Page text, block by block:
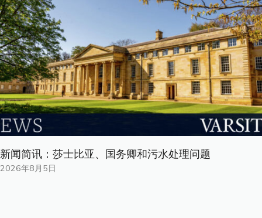
新闻简讯：莎士比亚、国务卿和污水处理问题
2026年8月5日